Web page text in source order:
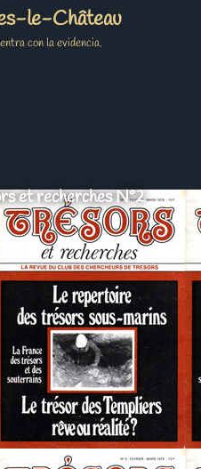
le-Château
con la evidencia.
et recherches N°2